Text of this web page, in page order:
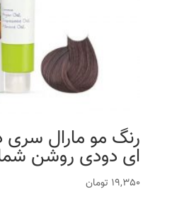
رنگ مو مارال
ای دودی روشن شماره
19,350 تومان